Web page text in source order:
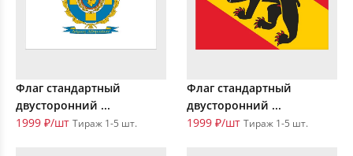
Флаг стандартный
двусторонний ...
1999 ₽/шт Тираж 1-5 шт.
Флаг стандартный
двусторонний ...
1999 ₽/шт Тираж 1-5 шт.